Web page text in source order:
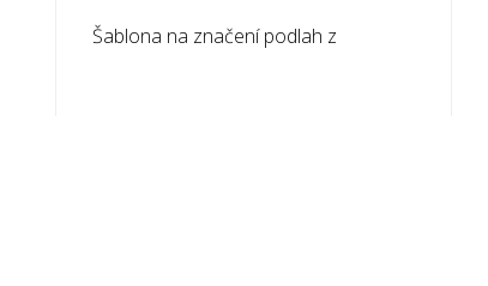
Šablona na značení podlah z